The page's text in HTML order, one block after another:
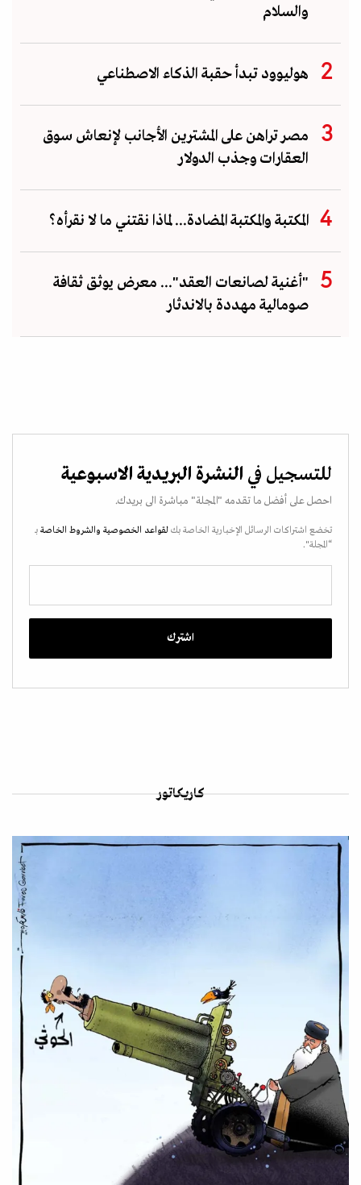
والسلام
هوليوود تبدأ حقبة الذكاء الاصطناعي
مصر تراهن على المشترين الأجانب لإنعاش سوق
العقارات وجذب الدولار
المكتبة والمكتبة المضادة... لماذا نقتني ما لا نقرأه؟
"أغنية لصانعات العقد"... معرض يوثق ثقافة
صومالية مهددة بالاندثار
للتسجيل في النشرة البريدية الاسبوعية
احصل على أفضل ما تقدمه "المجلة" مباشرة الى بريدك.
تخضع اشتراكات الرسائل الإخبارية الخاصة بك لقواعد الخصوصية والشروط الخاصة بـ
“المجلة".
كاريكاتور